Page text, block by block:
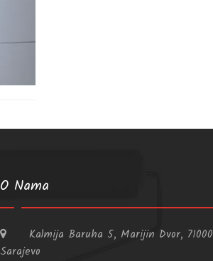
O Nama
Kalmija Baruha 5, Marijin Dvor, 71000
Sarajevo